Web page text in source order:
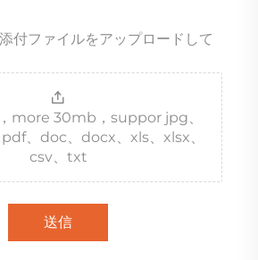
付ファイルをアップロードして
more 30mb，suppor jpg、
、doc、docx、xls、xlsx、
csv、txt
送信